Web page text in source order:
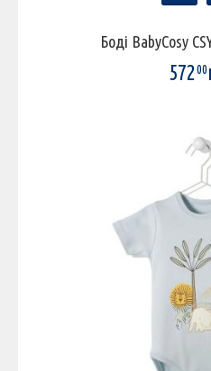
Боді BabyCosy
57200